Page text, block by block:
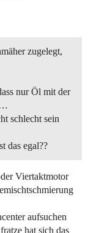
zugelegt,
nur Öl mit der
schlecht sein
das egal??
Viertaktmotor
aufsuchen
hat sich das